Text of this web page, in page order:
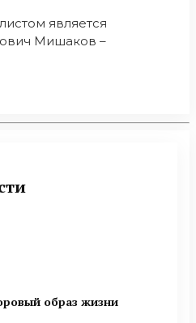
является
Мишаков –
образ жизни